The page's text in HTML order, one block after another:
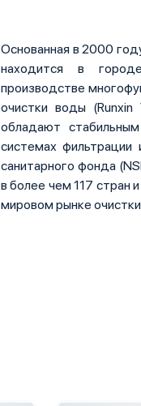
Основанная в 2000
находится в
производстве
очистки воды (Runxin
обладают
системах фильтрации
санитарного фонда
в более чем 117 стран
мировом рынке